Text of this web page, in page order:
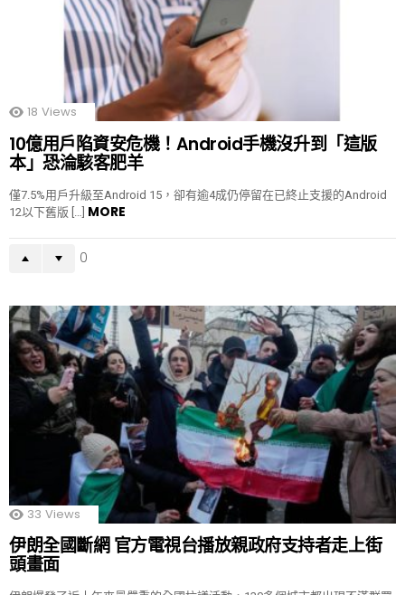
18 Views
10億用戶陷資安危機！Android手機沒升到「這版
本」恐淪駭客肥羊
僅7.5%用戶升級至Android 15，卻有逾4成仍停留在已終止支援的Android
12以下舊版 […] MORE
0
33 Views
伊朗全國斷網 官方電視台播放親政府支持者走上街
頭畫面